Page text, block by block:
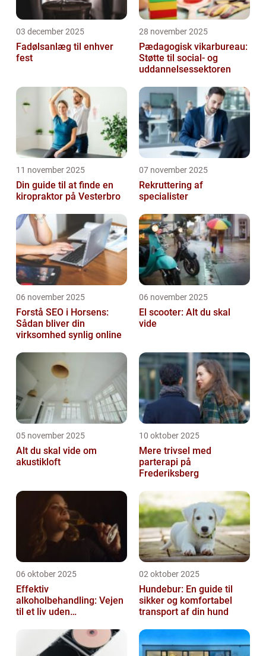
03 december 2025
Fadølsanlæg til enhver
fest
28 november 2025
Pædagogisk vikarbureau:
Støtte til social- og
uddannelsessektoren
11 november 2025
Din guide til at finde en
kiropraktor på Vesterbro
07 november 2025
Rekruttering af
specialister
06 november 2025
Forstå SEO i Horsens:
Sådan bliver din
virksomhed synlig online
06 november 2025
El scooter: Alt du skal
vide
05 november 2025
Alt du skal vide om
akustikloft
10 oktober 2025
Mere trivsel med
parterapi på
Frederiksberg
06 oktober 2025
Effektiv
alkoholbehandling: Vejen
til et liv uden
02 oktober 2025
Hundebur: En guide til
sikker og komfortabel
transport af din hund